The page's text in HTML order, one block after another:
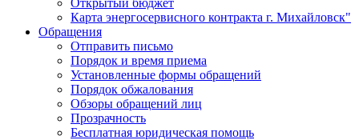
Карта энергосервисного контракта г. Михайловск"
Обращения
Отправить письмо
Порядок и время приема
Установленные формы обращений
Порядок обжалования
Обзоры обращений лиц
Прозрачность
Бесплатная юридическая помощь